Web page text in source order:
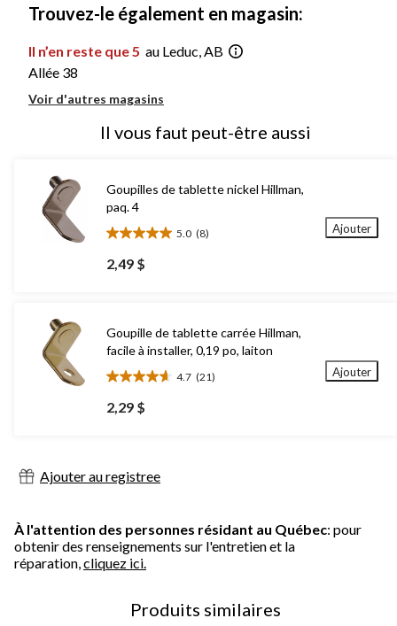
Trouvez-le également en magasin:
Il n’en reste que 5 au Leduc, AB
Allée 38
Voir d'autres magasins
Il vous faut peut-être aussi
Goupilles de tablette nickel Hillman,
paq. 4
5.0 (8)
5.0
étoile(s)
sur
évaluations
2,49 $
Ajouter
Goupille de tablette carrée Hillman,
facile à installer, 0,19 po, laiton
4.7 (21)
4.7
étoile(s)
sur
évaluations
2,29 $
Ajouter
Ajouter au registree
À l'attention des personnes résidant au Québec: pour
obtenir des renseignements sur l'entretien et la
réparation,cliquez ici.
Produits similaires